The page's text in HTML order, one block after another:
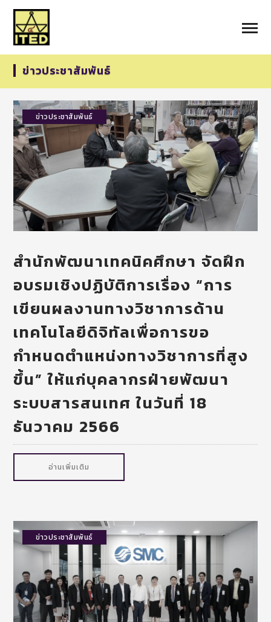
ข่าวประชาสัมพันธ์
ข่าวประชาสัมพันธ์
สำนักพัฒนาเทคนิคศึกษา จัดฝึก
อบรมเชิงปฏิบัติการเรื่อง “การ
เขียนผลงานทางวิชาการด้าน
เทคโนโลยีดิจิทัลเพื่อการขอ
กำหนดตำแหน่งทางวิชาการที่สูง
ขึ้น” ให้แก่บุคลากรฝ่ายพัฒนา
ระบบสารสนเทศ ในวันที่ 18
ธันวาคม 2566
อ่านเพิ่มเติม
ข่าวประชาสัมพันธ์